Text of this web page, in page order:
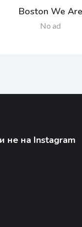
Boston We Are
No ad
не на Instagram